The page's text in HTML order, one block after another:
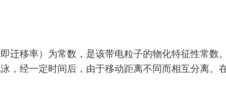
迁移率）为常数，是该带电粒子的物化特征性常数
，经一定时间后，由于移动距离不同而相互分离。